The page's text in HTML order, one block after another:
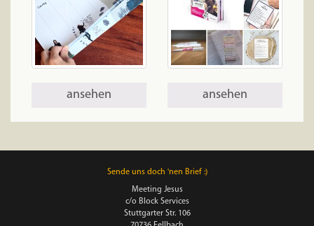
ansehen ansehen
Sende uns doch 'nen Brief :)
Meeting Jesus
c/o Block Services
Stuttgarter Str. 106